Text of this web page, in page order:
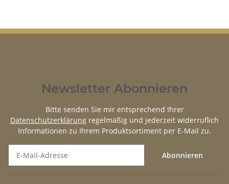
Newsletter Abonnieren
Bitte senden Sie mir entsprechend Ihrer
Datenschutzerklärung regelmäßig und jederzeit widerruflich
Informationen zu Ihrem Produktsortiment per E-Mail zu.
Abonnieren